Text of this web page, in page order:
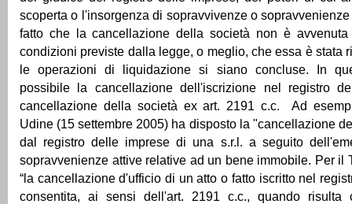
scoperta o l'insorgenza di sopravvivenze o
fatto che la cancellazione della società non è
condizioni previste dalla legge, o meglio, che essa è stata
le operazioni di liquidazione si siano concluse. In
possibile la cancellazione dell'iscrizione nel registro
cancellazione della società ex art. 2191 c.c. Ad
Udine (15 settembre 2005) ha disposto la "cancellazione
dal registro delle imprese di una s.r.l. a seguito
sopravvenienze attive relative ad un bene immobile. Per il
“la cancellazione d'ufficio di un atto o fatto iscritto nel
consentita, ai sensi dell'art. 2191 c.c., quando risulta